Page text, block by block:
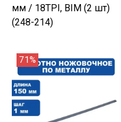
мм / 18TPI, BIM (2 шт)
(248-214)
71%